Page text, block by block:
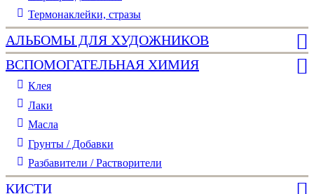
Термонаклейки, стразы
АЛЬБОМЫ ДЛЯ ХУДОЖНИКОВ
ВСПОМОГАТЕЛЬНАЯ ХИМИЯ
Клея
Лаки
Масла
Грунты / Добавки
Разбавители / Растворители
КИСТИ